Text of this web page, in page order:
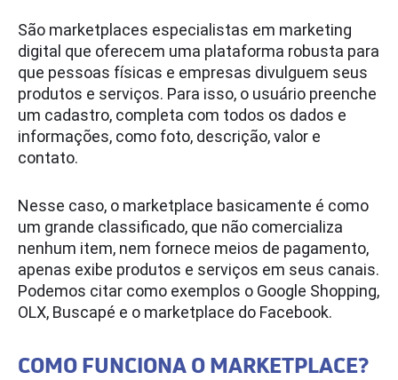
São marketplaces especialistas em marketing
digital que oferecem uma plataforma robusta para
que pessoas físicas e empresas divulguem seus
produtos e serviços. Para isso, o usuário preenche
um cadastro, completa com todos os dados e
informações, como foto, descrição, valor e
contato.
Nesse caso, o marketplace basicamente é como
um grande classificado, que não comercializa
nenhum item, nem fornece meios de pagamento,
apenas exibe produtos e serviços em seus canais.
Podemos citar como exemplos o Google Shopping,
OLX, Buscapé e o marketplace do Facebook.
COMO FUNCIONA O MARKETPLACE?